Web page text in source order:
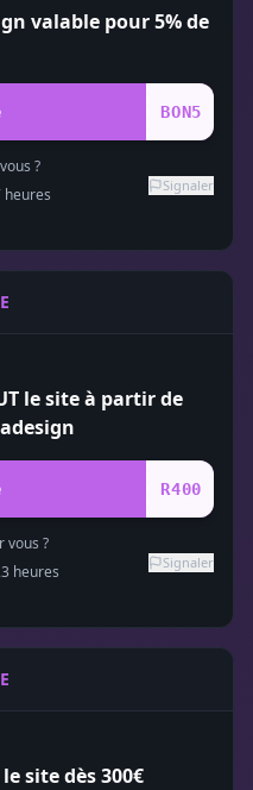
valable pour 5% de
BON5
?
heures
Signaler
le site à partir de
R400
vous ?
heures
Signaler
site dès 300€